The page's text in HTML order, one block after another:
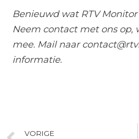
Benieuwd wat RTV
Neem contact met ons op,
mee. Mail naar
informatie.
VORIGE